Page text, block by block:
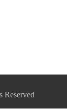
Reserved